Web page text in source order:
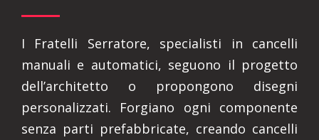
I Fratelli Serratore, specialisti in cancelli
manuali e automatici, seguono il progetto
dell’architetto o propongono disegni
personalizzati. Forgiano ogni componente
senza parti prefabbricate, creando cancelli